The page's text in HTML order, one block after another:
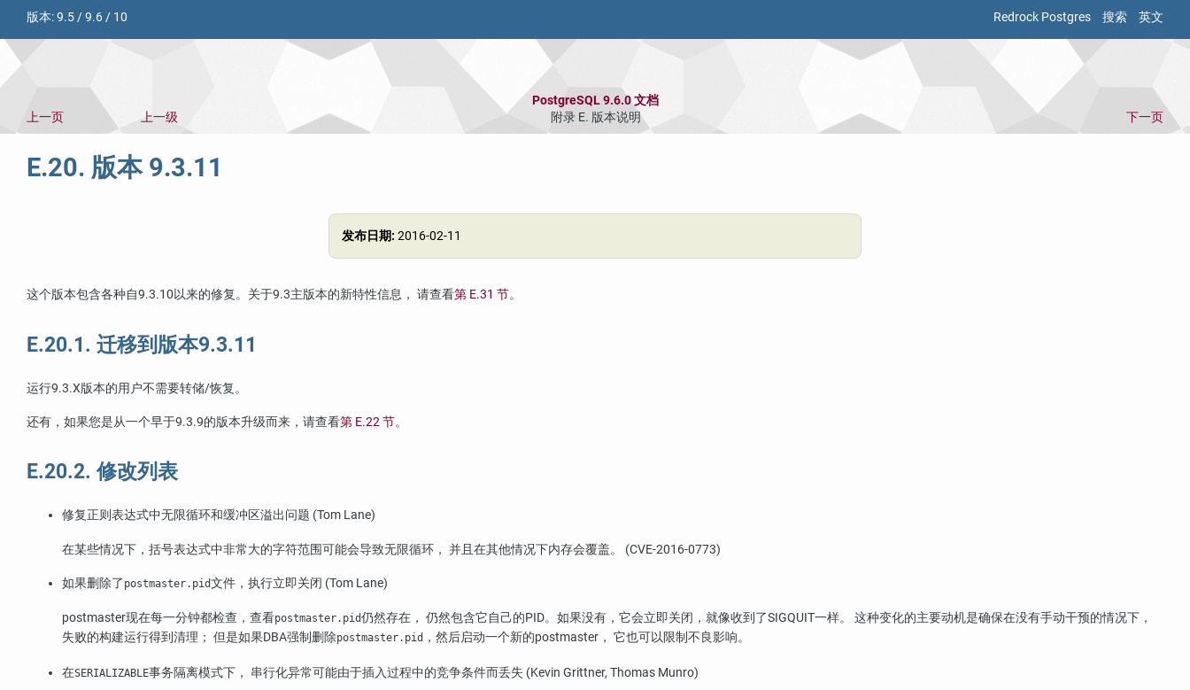
Redrock Postgres 搜索 英文
版本:9.5/9.6/ 10
PostgreSQL 9.6.0 文档
上一页
上一级 附录 E. 版本说明 下一页
E.20. 版本 9.3.11
发布日期: 2016-02-11
这个版本包含各种自9.3.10以来的修复。关于9.3主版本的新特性信息， 请查看第 E.31 节。
E.20.1. 迁移到版本9.3.11
运行9.3.X版本的用户不需要转储/恢复。
还有，如果您是从一个早于9.3.9的版本升级而来，请查看第 E.22 节。
E.20.2. 修改列表
修复正则表达式中无限循环和缓冲区溢出问题 (Tom Lane)
在某些情况下，括号表达式中非常大的字符范围可能会导致无限循环， 并且在其他情况下内存会覆盖。 (CVE-2016-0773)
如果删除了 postmaster.pid文件，执行立即关闭 (Tom Lane)
postmaster现在每一分钟都检查，查看postmaster.pid仍然存在， 仍然包含它自己的PID。如果没有，它会立即关闭，就像收到了SIGQUIT一样。 这种变化的主要动机是确保在没有手动干预的情况下，
失败的构建运行得到清理； 但是如果DBA强制删除postmaster.pid ，然后启动一个新的postmaster， 它也可以限制不良影响。
在SERIALIZABLE事务隔离模式下， 串行化异常可能由于插入过程中的竞争条件而丢失 (Kevin Grittner, Thomas Munro)